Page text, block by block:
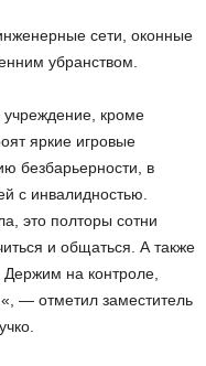
сети, оконные
убранством.
кроме
яркие игровые
безбарьерности, в
с инвалидностью.
это полторы сотни
и общаться. А также
на контроле,
— отметил заместитель